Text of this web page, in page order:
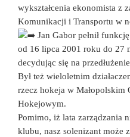
wykształcenia ekonomista z
Komunikacji i Transportu w
Jan Gabor pełnił
od 16 lipca 2001 roku do 27
decydując się na
Był też wieloletnim
rzecz hokeja w
Hokejowym.
Pomimo, iż lata zarządzania
klubu, nasz solenizant może